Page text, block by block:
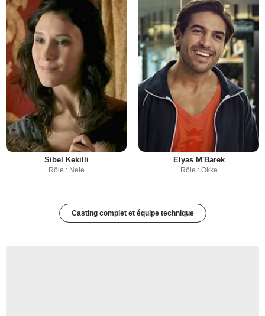
Sibel Kekilli
Rôle : Nele
Elyas M'Barek
Rôle : Okke
Casting complet et équipe technique